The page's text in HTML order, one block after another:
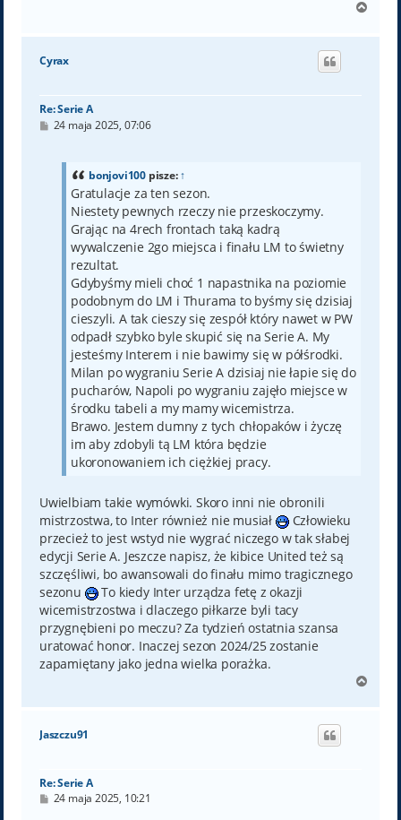
g
Cyrax
Re: Serie A
P24 maja 2025, 07:06
bonjovi100pisze:↑
Gratulacje za ten sezon.
Niestety pewnych rzeczy nie przeskoczymy.
Grając na 4rech frontach taką kadrą
wywalczenie 2go miejsca i finału LM to świetny
rezultat.
Gdybyśmy mieli choć 1 napastnika na poziomie
podobnym do LM i Thurama to byśmy się dzisiaj
cieszyli. A tak cieszy się zespół który nawet w PW
odpadł szybko byle skupić się na Serie A. My
jesteśmy Interem i nie bawimy się w półśrodki.
Milan po wygraniu Serie A dzisiaj nie łapie się do
pucharów, Napoli po wygraniu zajęło miejsce w
środku tabeli a my mamy wicemistrza.
Brawo. Jestem dumny z tych chłopaków i życzę
im aby zdobyli tą LM która będzie
ukoronowaniem ich ciężkiej pracy.
Uwielbiam takie wymówki. Skoro inni nie obronili
mistrzostwa, to Inter również nie musiał
Człowieku
przecież to jest wstyd nie wygrać niczego w tak słabej
edycji Serie A. Jeszcze napisz, że kibice United też są
szczęśliwi, bo awansowali do finału mimo tragicznego
sezonu
To kiedy Inter urządza fetę z okazji
wicemistrzostwa i dlaczego piłkarze byli tacy
przygnębieni po meczu? Za tydzień ostatnia szansa
uratować honor. Inaczej sezon 2024/25 zostanie
zapamiętany jako jedna wielka porażka.
g
Jaszczu91
Re: Serie A
P24 maja 2025, 10:21